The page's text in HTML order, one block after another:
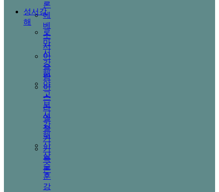
론
에
베
소
서
이
슬
람
이
스
라
엘
절
기
기
독
론
성서강
해
로
마
서
강
해
야
고
보
서
강
해
산
상
수
훈
강